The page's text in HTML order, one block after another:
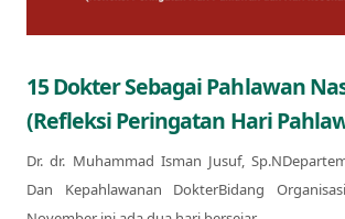
15 Dokter Sebagai Pahlawan
(Refleksi Peringatan Hari
Dr. dr. Muhammad Isman Jusuf,
Dan Kepahlawanan DokterBidang